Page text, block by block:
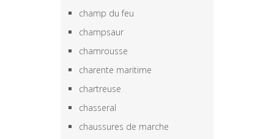
champ du feu
champsaur
chamrousse
charente maritime
chartreuse
chasseral
chaussures de marche